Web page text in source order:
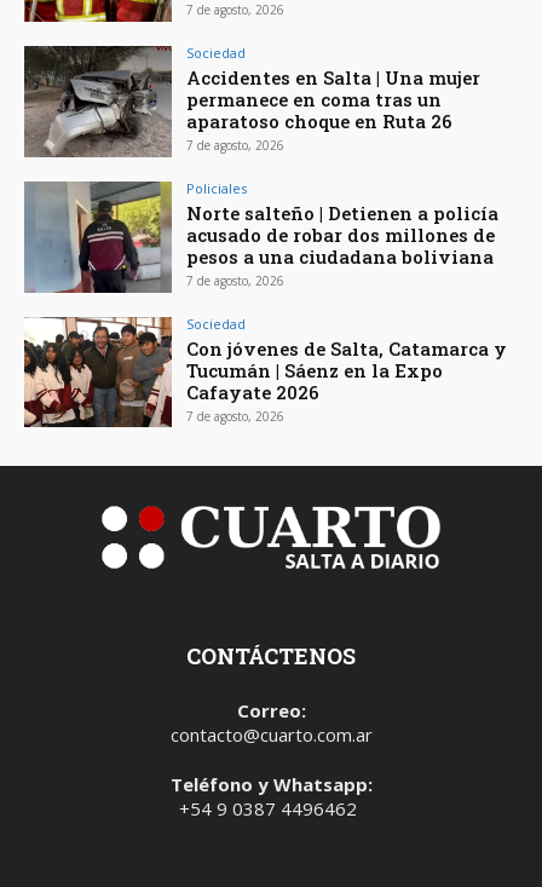
7 de agosto, 2026
Sociedad
Accidentes en Salta | Una mujer
permanece en coma tras un
aparatoso choque en Ruta 26
7 de agosto, 2026
Policiales
Norte salteño | Detienen a policía
acusado de robar dos millones de
pesos a una ciudadana boliviana
7 de agosto, 2026
Sociedad
Con jóvenes de Salta, Catamarca y
Tucumán | Sáenz en la Expo
Cafayate 2026
7 de agosto, 2026
CONTÁCTENOS
Correo:
contacto@cuarto.com.ar
Teléfono y Whatsapp:
+54 9 0387 4496462